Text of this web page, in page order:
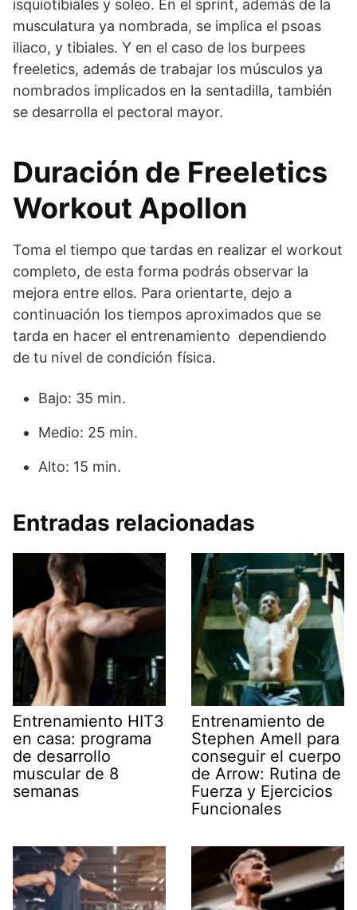
isquiotibiales y soleo. En el sprint, además de la
musculatura ya nombrada, se implica el psoas
iliaco, y tibiales. Y en el caso de los burpees
freeletics, además de trabajar los músculos ya
nombrados implicados en la sentadilla, también
se desarrolla el pectoral mayor.
Duración de Freeletics
Workout Apollon
Toma el tiempo que tardas en realizar el workout
completo, de esta forma podrás observar la
mejora entre ellos. Para orientarte, dejo a
continuación los tiempos aproximados que se
tarda en hacer el entrenamiento dependiendo
de tu nivel de condición física.
Bajo: 35 min.
Medio: 25 min.
Alto: 15 min.
Entradas relacionadas
Entrenamiento HIT3
en casa: programa
de desarrollo
muscular de 8
semanas
Entrenamiento de
Stephen Amell para
conseguir el cuerpo
de Arrow: Rutina de
Fuerza y Ejercicios
Funcionales